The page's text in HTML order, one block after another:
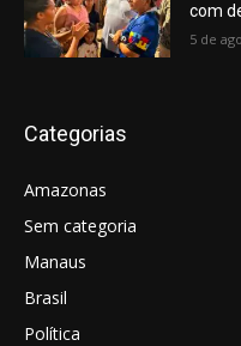
com
5 de
Categorias
Amazonas
Sem categoria
Manaus
Brasil
Política